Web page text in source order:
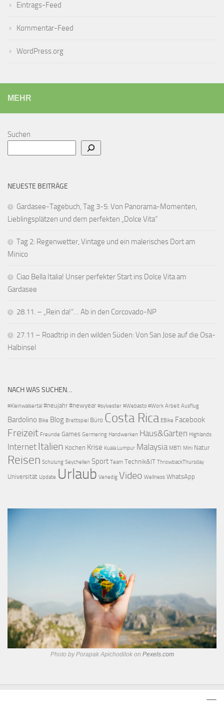
Eintrags-Feed
Kommentar-Feed
WordPress.org
MEHR
Suchen
NEUESTE BEITRÄGE
Gardasee-Tagebuch, Tag 3-5: Von Panorama-Momenten,
Lieblingsplätzen und dem perfekten „Dolce Vita“
Tag 2: Regenwetter, Vintage und ein malerisches Dort am
Minico
Ciao Bella Italia! Unser perfekter Start ins Dolce Vita am
Gardasee
28.11. – „Rein da!“… Ab in den Corcovado-NP
27.11 – Roadtrip in den wilden Süden: Von San Jose auf die Osa-
Halbinsel
NACH WAS SUCHEN…
#Kleinwalsertal #neujahr #newyear #sylvester #Webasto #Work Arbeit Ausflug
Bardolino Bike Blog Brettspiel Büro Costa Rica EBike Facebook
Freizeit Freunde Games Germering Handwerken Haus&Garten Highlands
Internet Italien Kochen Krise Kuala Lumpur Malaysia MBTI Mini Natur
Reisen Schulung Seychellen Sport Team Technik&IT ThrowbackThursday
Universität Update Urlaub Venedig Video Wellness WhatsApp
Photo by Porapak Apichodilok on Pexels.com